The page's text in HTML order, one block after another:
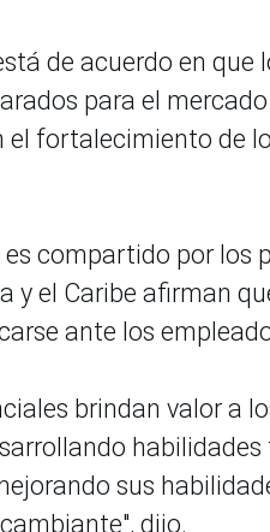
de acuerdo en
para el
el fortalecimiento de
compartido por los
y el Caribe afirman
ante los
brindan valor a
sus
dijo.